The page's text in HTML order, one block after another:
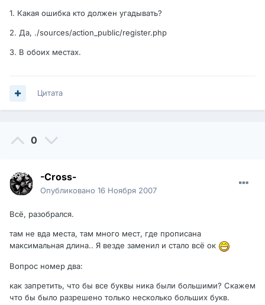
1. Какая ошибка кто должен угадывать?
2. Да, ./sources/action_public/register.php
3. В обоих местах.
Цитата
0
-Cross-
Опубликовано 16 Ноября 2007
Всё, разобрался.
там не вда места, там много мест, где прописана
максимальная длина.. Я везде заменил и стало всё ок
Вопрос номер два:
как запретить, что бы все буквы ника были большими? Скажем
что бы было разрешено только несколько больших букв.